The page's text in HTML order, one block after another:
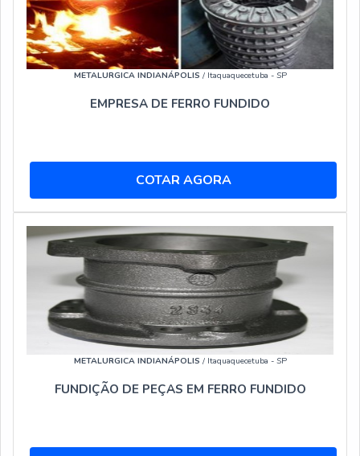
METALURGICA INDIANÁPOLIS / Itaquaquecetuba - SP
EMPRESA DE FERRO FUNDIDO
COTAR AGORA
METALURGICA INDIANÁPOLIS / Itaquaquecetuba - SP
FUNDIÇÃO DE PEÇAS EM FERRO FUNDIDO